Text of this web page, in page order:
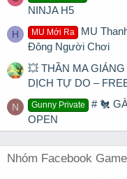
NINJA H5
H MU Mới Ra
MU
Đông Người Chơi
💥 THẦN MA
DỊCH TỰ DO –
N Gunny Private
# 🐔
OPEN
Nhóm Facebook